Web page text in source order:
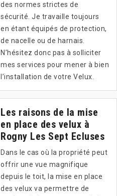
des normes strictes de
sécurité. Je travaille toujours
en étant équipés de protection,
de nacelle ou de harnais.
N’hésitez donc pas à solliciter
mes services pour mener à bien
l’installation de votre Velux.
Les raisons de la mise
en place des velux à
Rogny Les Sept Ecluses
Dans le cas où la propriété peut
offrir une vue magnifique
depuis le toit, la mise en place
des velux va permettre de